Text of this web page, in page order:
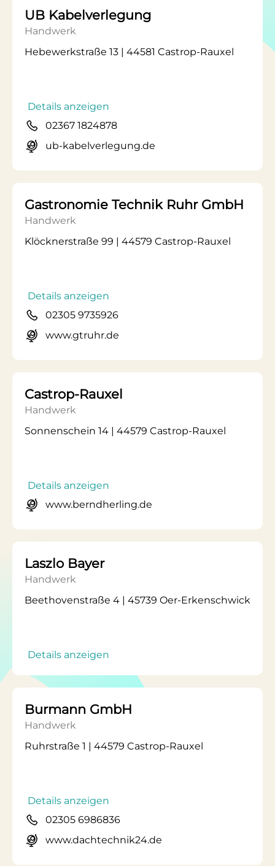
UB Kabelverlegung
Handwerk
Hebewerkstraße 13 | 44581 Castrop-Rauxel
Details anzeigen
02367 1824878
ub-kabelverlegung.de
Gastronomie Technik Ruhr GmbH
Handwerk
Klöcknerstraße 99 | 44579 Castrop-Rauxel
Details anzeigen
02305 9735926
www.gtruhr.de
Castrop-Rauxel
Handwerk
Sonnenschein 14 | 44579 Castrop-Rauxel
Details anzeigen
www.berndherling.de
Laszlo Bayer
Handwerk
Beethovenstraße 4 | 45739 Oer-Erkenschwick
Details anzeigen
Burmann GmbH
Handwerk
Ruhrstraße 1 | 44579 Castrop-Rauxel
Details anzeigen
02305 6986836
www.dachtechnik24.de